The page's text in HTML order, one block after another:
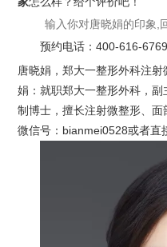
预约电话：400-616-6769
唐晓娟，郑大一整形外科注
娟：就职郑大一整形外科，
制博士，擅长注射微整形、
微信号：bianmei0528或者直